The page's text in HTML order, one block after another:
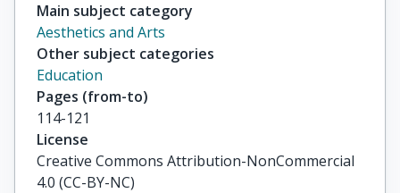
Main subject category
Aesthetics and Arts
Other subject categories
Education
Pages (from-to)
114-121
License
Creative Commons Attribution-NonCommercial
4.0 (CC-BY-NC)